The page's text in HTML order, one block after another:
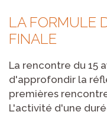
LA FORMULE
FINALE
La rencontre du 15
d'approfondir la
premières
L'activité d'une